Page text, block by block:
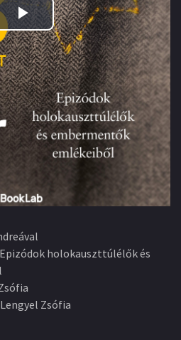
Play
Video
holokauszttúlélők és
Zsófia